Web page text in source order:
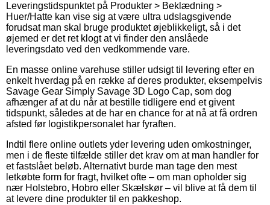
Leveringstidspunktet på Produkter > Beklædning >
Huer/Hatte kan vise sig at være ultra udslagsgivende
forudsat man skal bruge produktet øjeblikkeligt, så i det
øjemed er det ret klogt at vi finder den anslåede
leveringsdato ved den vedkommende vare.
En masse online varehuse stiller udsigt til levering efter en
enkelt hverdag på en række af deres produkter, eksempelvis
Savage Gear Simply Savage 3D Logo Cap, som dog
afhænger af at du når at bestille tidligere end et givent
tidspunkt, således at de har en chance for at nå at få ordren
afsted før logistikpersonalet har fyraften.
Indtil flere online outlets yder levering uden omkostninger,
men i de fleste tilfælde stiller det krav om at man handler for
et fastslået beløb. Alternativt burde man tage den mest
letkøbte form for fragt, hvilket ofte – om man opholder sig
nær Holstebro, Hobro eller Skælskør – vil blive at få dem til
at levere dine produkter til en pakkeshop.